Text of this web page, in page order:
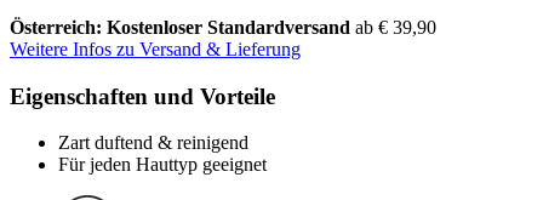
Österreich: Kostenloser Standardversand ab € 39,90
Weitere Infos zu Versand & Lieferung
Eigenschaften und Vorteile
Zart duftend & reinigend
Für jeden Hauttyp geeignet